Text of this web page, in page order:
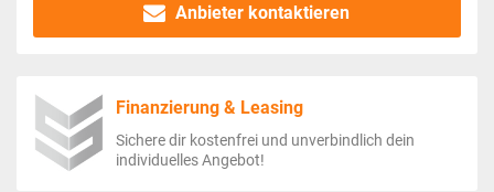
Anbieter kontaktieren
Finanzierung & Leasing
Sichere dir kostenfrei und unverbindlich dein
individuelles Angebot!